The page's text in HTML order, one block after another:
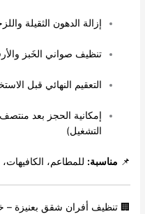
إزالة الدهون الثقيلة
تنظيف صواني الخَبز
التعقيم النهائي قبل
إمكانية الحجز بعد
التشغيل)
📌 مناسبة: للمطاعم،
🏢 تنظيف أفران شقق بعنيزة –